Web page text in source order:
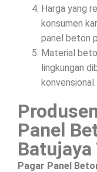
Harga yang
konsumen
panel beton
Material
lingkungan
konvensional.
Panel
Batujaya
Pagar Panel